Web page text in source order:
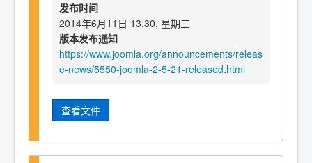
发布时间
2014年6月11日 13:30, 星期三
版本发布通知
https://www.joomla.org/announcements/releas
e-news/5550-joomla-2-5-21-released.html
查看文件